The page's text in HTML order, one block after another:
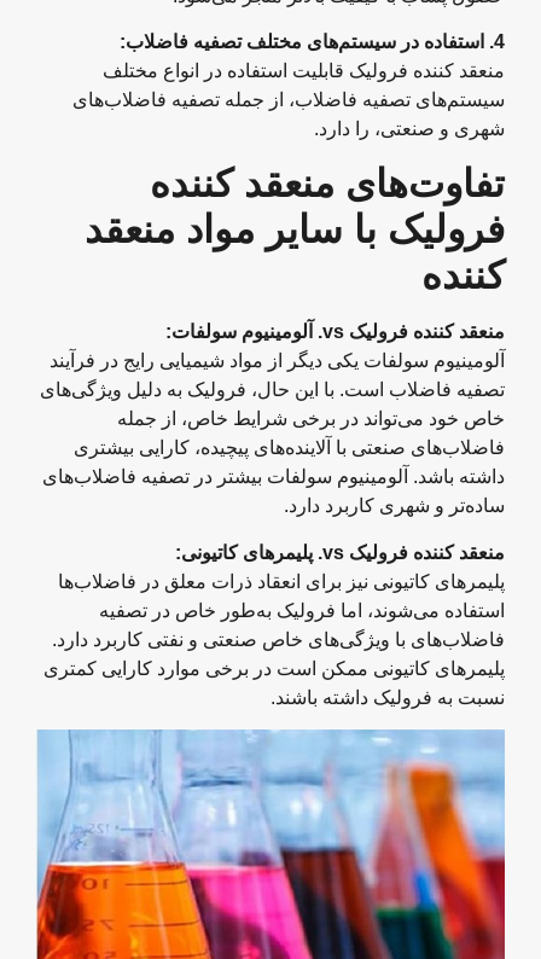
4. استفاده در سیستم‌های مختلف تصفیه فاضلاب:
منعقد کننده فرولیک قابلیت استفاده در انواع مختلف
سیستم‌های تصفیه فاضلاب، از جمله تصفیه فاضلاب‌های
شهری و صنعتی، را دارد.
تفاوت‌های منعقد کننده
فرولیک با سایر مواد منعقد
کننده
منعقد کننده فرولیکvs. آلومینیوم سولفات:
آلومینیوم سولفات یکی دیگر از مواد شیمیایی رایج در فرآیند
تصفیه فاضلاب است. با این حال، فرولیک به دلیل ویژگی‌های
خاص خود می‌تواند در برخی شرایط خاص، از جمله
فاضلاب‌های صنعتی با آلاینده‌های پیچیده، کارایی بیشتری
داشته باشد. آلومینیوم سولفات بیشتر در تصفیه فاضلاب‌های
ساده‌تر و شهری کاربرد دارد.
منعقد کننده فرولیکvs. پلیمرهای کاتیونی :
پلیمرهای کاتیونی نیز برای انعقاد ذرات معلق در فاضلاب‌ها
استفاده می‌شوند، اما فرولیک به‌طور خاص در تصفیه
فاضلاب‌های با ویژگی‌های خاص صنعتی و نفتی کاربرد دارد.
پلیمرهای کاتیونی ممکن است در برخی موارد کارایی کمتری
نسبت به فرولیک داشته باشند.